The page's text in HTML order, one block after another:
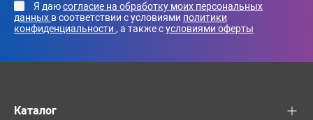
Я даюсогласие на обработку моих персональных
данных в соответствии с условиями политики
конфиденциальности , а также сусловиями оферты
Каталог